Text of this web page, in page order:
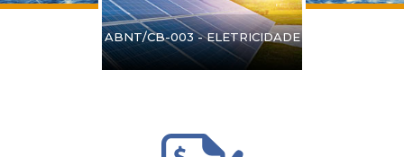
ABNT/CB-003 - ELETRICIDADE